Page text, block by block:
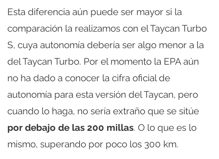
Esta diferencia aún puede ser mayor si la
comparación la realizamos con el Taycan Turbo
S, cuya autonomía debería ser algo menor a la
del Taycan Turbo. Por el momento la EPA aún
no ha dado a conocer la cifra oficial de
autonomía para esta versión del Taycan, pero
cuando lo haga, no sería extraño que se sitúe
por debajo de las 200 millas. O lo que es lo
mismo, superando por poco los 300 km.